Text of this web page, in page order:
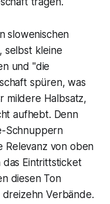
slowenischen
selbst kleine
und "die
spüren, was
mildere Halbsatz,
aufhebt. Denn
Schnuppern
Relevanz von oben
Eintrittsticket
diesen Ton
Verbände.